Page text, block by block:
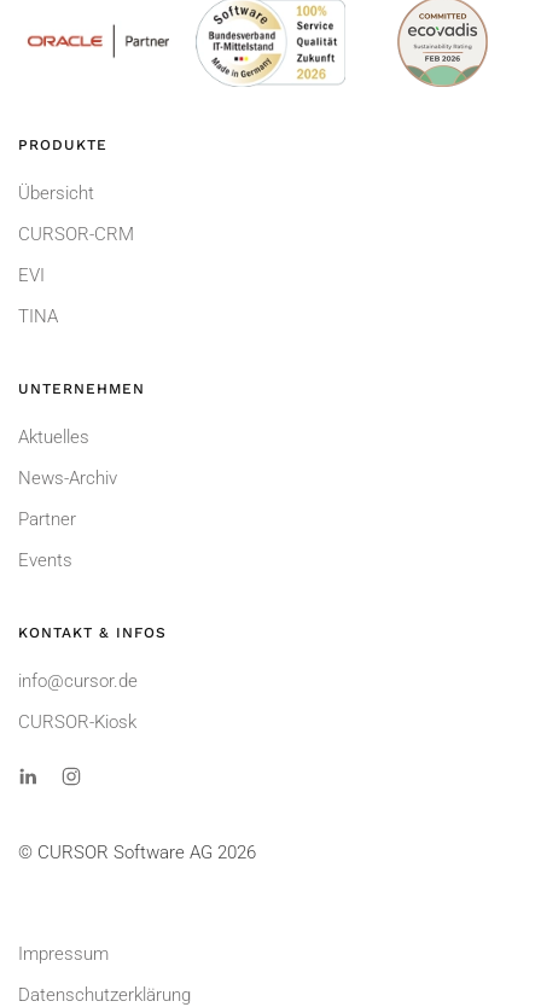
PRODUKTE
Übersicht
CURSOR-CRM
EVI
TINA
UNTERNEHMEN
Aktuelles
News-Archiv
Partner
Events
KONTAKT & INFOS
info@cursor.de
CURSOR-Kiosk
© CURSOR Software AG 2026
Impressum
Datenschutzerklärung